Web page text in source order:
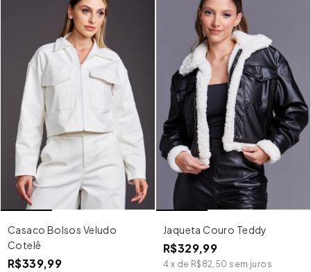
Casaco Bolsos Veludo
Cotelê
R$339,99
Jaqueta Couro Teddy
R$329,99
4 x de R$82,50 sem juros